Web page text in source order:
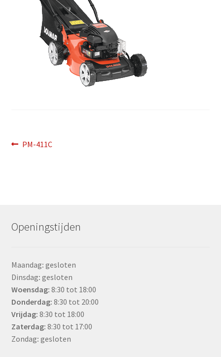
Bericht
Vorig
PM-411C
Openingstijden
Maandag: gesloten
Dinsdag: gesloten
Woensdag: 8:30 tot 18:00
Donderdag: 8:30 tot 20:00
Vrijdag: 8:30 tot 18:00
Zaterdag: 8:30 tot 17:00
Zondag: gesloten